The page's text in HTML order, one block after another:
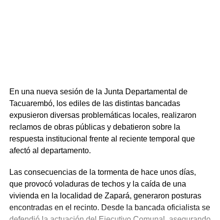
En una nueva sesión de la Junta Departamental de
Tacuarembó, los ediles de las distintas bancadas
expusieron diversas problemáticas locales, realizaron
reclamos de obras públicas y debatieron sobre la
respuesta institucional frente al reciente temporal que
afectó al departamento.
Las consecuencias de la tormenta de hace unos días,
que provocó voladuras de techos y la caída de una
vivienda en la localidad de Zapará, generaron posturas
encontradas en el recinto. Desde la bancada oficialista se